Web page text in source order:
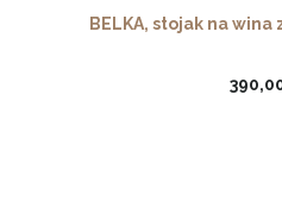
BELKA, stojak na